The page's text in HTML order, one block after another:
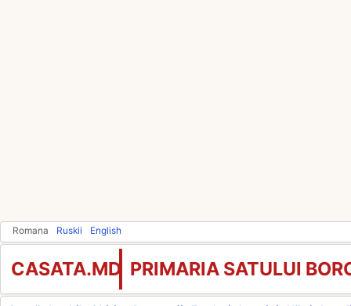
Romana Ruskii English
CASATA.MD PRIMARIA SATULUI